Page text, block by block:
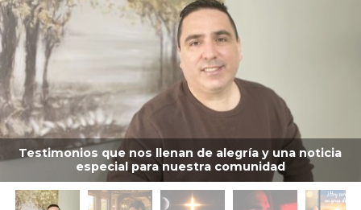
Testimonios que nos llenan de alegría y una noticia
especial para nuestra comunidad